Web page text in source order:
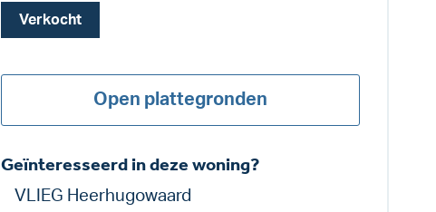
Verkocht
Open plattegronden
Geïnteresseerd in deze woning?
VLIEG Heerhugowaard